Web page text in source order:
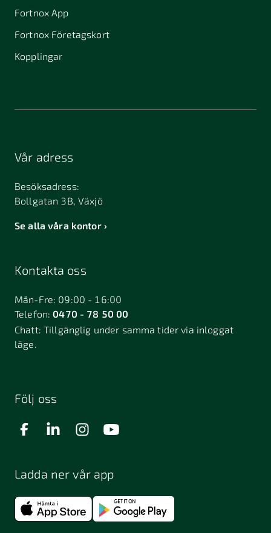
Fortnox App
Fortnox Företagskort
Kopplingar
Vår adress
Besöksadress:
Bollgatan 3B, Växjö
Se alla våra kontor
Kontakta oss
Mån-Fre: 09:00 - 16:00
Telefon:0470 - 78 50 00
Chatt:Tillgänglig under samma tider via inloggat
läge.
Följ oss
Ladda ner vår app